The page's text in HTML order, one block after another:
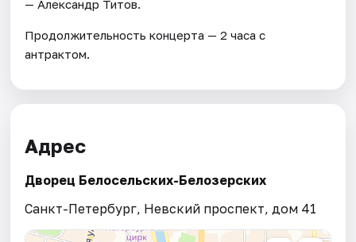
— Александр Титов.
Продолжительность концерта — 2 часа с
антрактом.
Адрес
Дворец Белосельских-Белозерских
Санкт-Петербург, Невский проспект, дом 41